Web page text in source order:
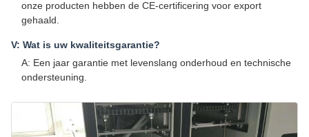
onze producten hebben de CE-certificering voor export
gehaald.
V: Wat is uw kwaliteitsgarantie?
A: Een jaar garantie met levenslang onderhoud en technische
ondersteuning.